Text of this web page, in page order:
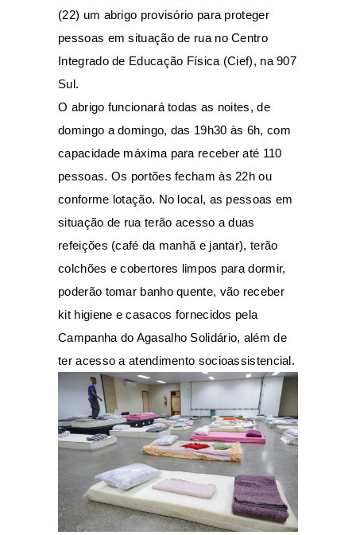
(22) um abrigo provisório para proteger
pessoas em situação de rua no Centro
Integrado de Educação Física (Cief), na 907
Sul.
O abrigo funcionará todas as noites, de
domingo a domingo, das 19h30 às 6h, com
capacidade máxima para receber até 110
pessoas. Os portões fecham às 22h ou
conforme lotação. No local, as pessoas em
situação de rua terão acesso a duas
refeições (café da manhã e jantar), terão
colchões e cobertores limpos para dormir,
poderão tomar banho quente, vão receber
kit higiene e casacos fornecidos pela
Campanha do Agasalho Solidário, além de
ter acesso a atendimento socioassistencial.